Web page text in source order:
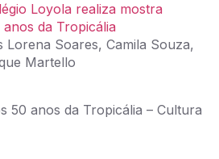
Loyola realiza mostra
da Tropicália
Lorena Soares, Camila Souza,
Martello
50 anos da Tropicália – Cultura